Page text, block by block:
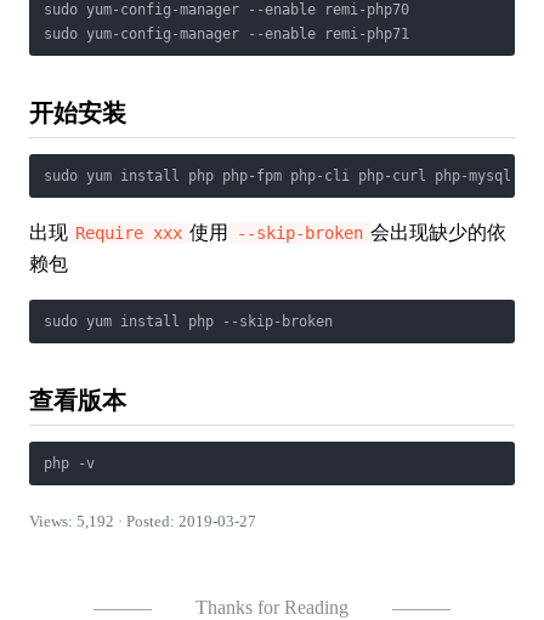
sudo yum-config-manager --enable remi-php70
sudo yum-config-manager --enable remi-php71
开始安装
sudo yum install php php-fpm php-cli php-curl php-mysql
出现 Require xxx 使用 --skip-broken 会出现缺少的依
赖包
sudo yum install php --skip-broken
查看版本
php -v
Views: 5,192 · Posted: 2019-03-27
——— Thanks for Reading ———